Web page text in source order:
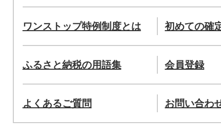
ワンストップ特例制度とは 初めての確
ふるさと納税の用語集 会員登録
よくあるご質問 お問い合わ